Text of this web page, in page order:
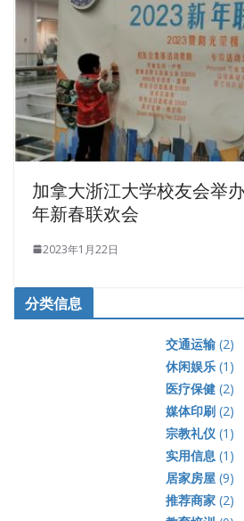
加拿大浙江大学校友会举
年新春联欢会
2023年1月22日
分类信息
交通运输(2)
休闲娱乐(1)
医疗保健(2)
媒体印刷(2)
宗教礼仪(1)
实用信息 (1)
居家房屋(9)
推荐商家(2)